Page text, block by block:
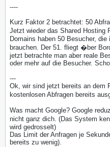
----
Kurz Faktor 2 betrachtet: 50
Jetzt wieder das Shared
Domains haben 50 Besucher,
brauchen. Der 51. fliegt �ber
jetzt betrachte man aber reale
oder mehr auf die Besucher.
---
Ok, wir sind jetzt bereits an dem
kostenlosen Abfragen bereits
Was macht Google? Google
nicht ganz dich. (Das System
wird gedrosselt)
Das Limit der Anfragen je
bereits zu wenig).